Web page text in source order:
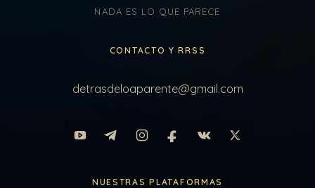
NADA ES LO QUE PARECE
CONTACTO Y RRSS
detrasdeloaparente@gmail.com
NUESTRAS PLATAFORMAS